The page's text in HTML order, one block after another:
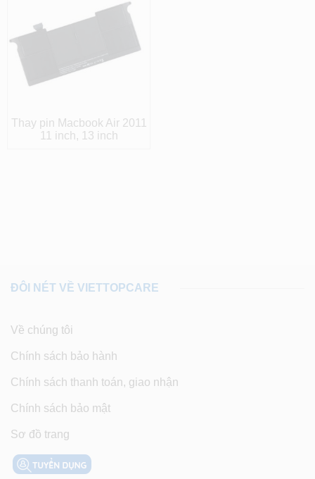
Thay pin Macbook Air 2011
11 inch, 13 inch
ĐÔI NÉT VỀ VIETTOPCARE
Về chúng tôi
Chính sách bảo hành
Chính sách thanh toán, giao nhận
Chính sách bảo mật
Sơ đồ trang